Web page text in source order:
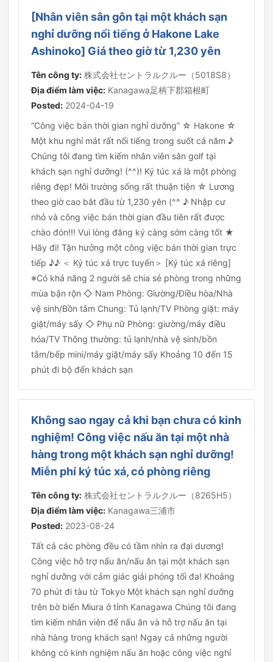
[Nhân viên sân gôn tại một khách sạn
nghỉ dưỡng nổi tiếng ở Hakone Lake
Ashinoko] Giá theo giờ từ 1,230 yên
Tên công ty: 株式会社セントラルクルー（5018S8）
Địa điểm làm việc: Kanagawa足柄下郡箱根町
Posted: 2024-04-19
“Công việc bán thời gian nghỉ dưỡng” ☆ Hakone ☆
Một khu nghỉ mát rất nổi tiếng trong suốt cả năm ♪
Chúng tôi đang tìm kiếm nhân viên sân golf tại
khách sạn nghỉ dưỡng! (^^)! Ký túc xá là một phòng
riêng đẹp! Môi trường sống rất thuận tiện ☆ Lương
theo giờ cao bắt đầu từ 1,230 yên (^^ ♪ Nhập cư
nhỏ và công việc bán thời gian đầu tiên rất được
chào đón!!! Vui lòng đăng ký càng sớm càng tốt ★
Hãy đi! Tận hưởng một công việc bán thời gian trực
tiếp ♪♪ ＜ Ký túc xá trực tuyến＞ [Ký túc xá riêng]
※Có khả năng 2 người sẽ chia sẻ phòng trong những
mùa bận rộn ◇ Nam Phòng: Giường/Điều hòa/Nhà
vệ sinh/Bồn tắm Chung: Tủ lạnh/TV Phòng giặt: máy
giặt/máy sấy ◇ Phụ nữ Phòng: giường/máy điều
hóa/TV Thông thường: tủ lạnh/nhà vệ sinh/bồn
tắm/bếp mini/máy giặt/máy sấy Khoảng 10 đến 15
phút đi bộ đến khách sạn
Không sao ngay cả khi bạn chưa có kinh
nghiệm! Công việc nấu ăn tại một nhà
hàng trong một khách sạn nghỉ dưỡng!
Miễn phí ký túc xá, có phòng riêng
Tên công ty: 株式会社セントラルクルー（8265H5）
Địa điểm làm việc: Kanagawa三浦市
Posted: 2023-08-24
Tất cả các phòng đều có tầm nhìn ra đại dương!
Công việc hỗ trợ nấu ăn/nấu ăn tại một khách sạn
nghỉ dưỡng với cảm giác giải phóng tối đa! Khoảng
70 phút đi tàu từ Tokyo Một khách sạn nghỉ dưỡng
trên bờ biển Miura ở tỉnh Kanagawa Chúng tôi đang
tìm kiếm nhân viên để nấu ăn và hỗ trợ nấu ăn tại
nhà hàng trong khách sạn! Ngay cả những người
không có kinh nghiệm nấu ăn hoặc công việc nghỉ